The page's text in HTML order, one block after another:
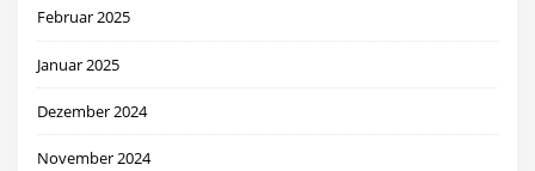
Februar 2025
Januar 2025
Dezember 2024
November 2024